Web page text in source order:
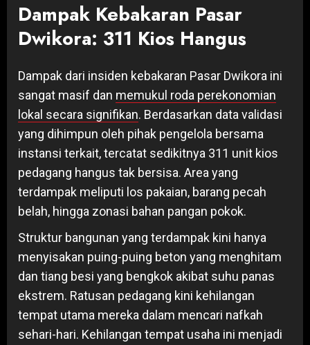
Dampak Kebakaran Pasar
Dwikora: 311 Kios Hangus
Dampak dari insiden kebakaran Pasar Dwikora ini
sangat masif dan memukul roda perekonomian
lokal secara signifikan. Berdasarkan data validasi
yang dihimpun oleh pihak pengelola bersama
instansi terkait, tercatat sedikitnya 311 unit kios
pedagang hangus tak bersisa. Area yang
terdampak meliputi los pakaian, barang pecah
belah, hingga zonasi bahan pangan pokok.
Struktur bangunan yang terdampak kini hanya
menyisakan puing-puing beton yang menghitam
dan tiang besi yang bengkok akibat suhu panas
ekstrem. Ratusan pedagang kini kehilangan
tempat utama mereka dalam mencari nafkah
sehari-hari. Kehilangan tempat usaha ini menjadi